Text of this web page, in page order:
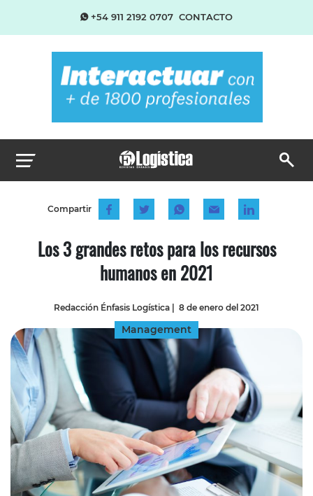
+54 911 2192 0707 CONTACTO
Compartir
Los 3 grandes retos para los recursos
humanos en 2021
Redacción Énfasis Logística | 8 de enero del 2021
Management